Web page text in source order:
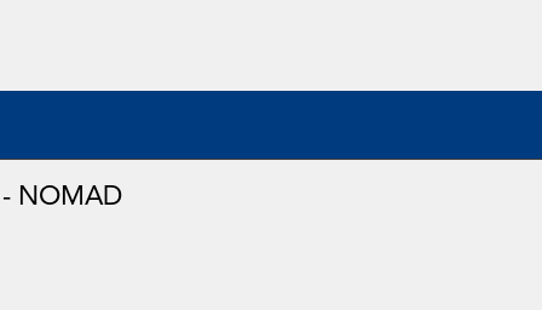
- NOMAD